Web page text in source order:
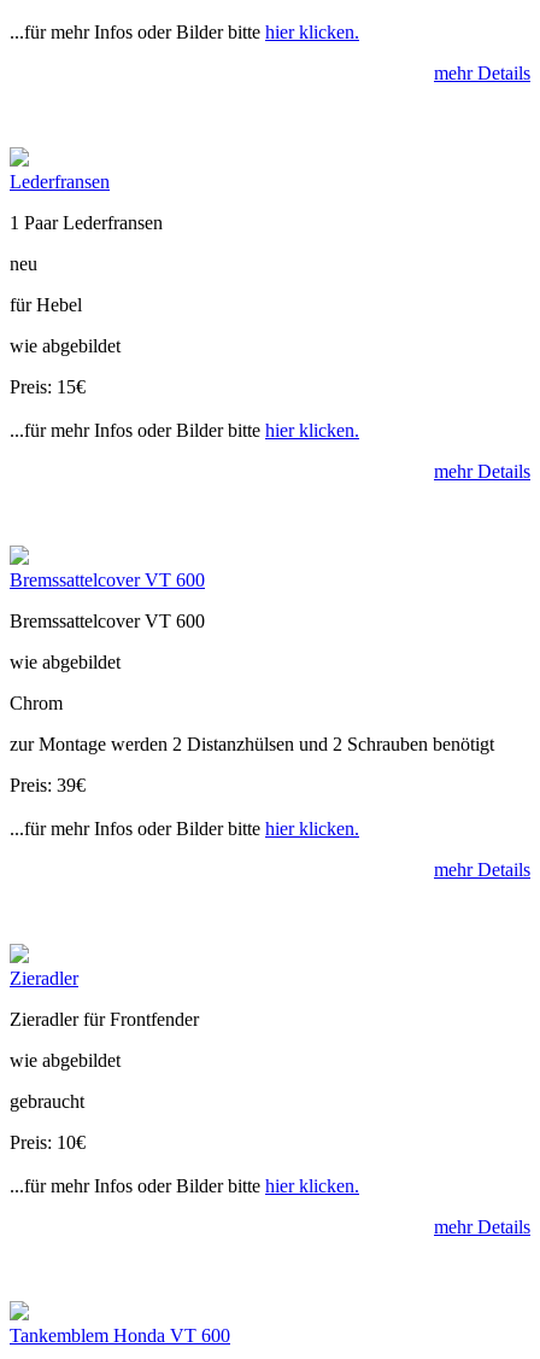
...für mehr Infos oder Bilder bitte hier klicken.
mehr Details
Lederfransen
1 Paar Lederfransen
neu
für Hebel
wie abgebildet
Preis: 15€
...für mehr Infos oder Bilder bitte hier klicken.
mehr Details
Bremssattelcover VT 600
Bremssattelcover VT 600
wie abgebildet
Chrom
zur Montage werden 2 Distanzhülsen und 2 Schrauben benötigt
Preis: 39€
...für mehr Infos oder Bilder bitte hier klicken.
mehr Details
Zieradler
Zieradler für Frontfender
wie abgebildet
gebraucht
Preis: 10€
...für mehr Infos oder Bilder bitte hier klicken.
mehr Details
Tankemblem Honda VT 600